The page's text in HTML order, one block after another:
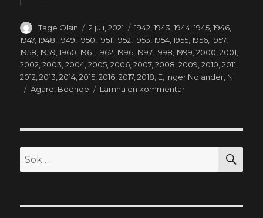
Författare
Tage Olsin
Publicerat
den
2 juli, 2021 Kategorier
1942,1943,1944,1945,1946,
1947,1948,1949,1950,1951,1952,1953,1954,1955,1956,1957,
1958,1959,1960,1961,1962,1996,1997,1998,1999,2000,2001,
2002,2003,2004,2005,2006,2007,2008,2009,2010,2011,
2012,2013,2014,2015,2016,2017,2018, E, Inger Nolander, N
Etiketter
Ägare, Boende Lämna en kommentartill
Nolander
2018)
Sök
efter: